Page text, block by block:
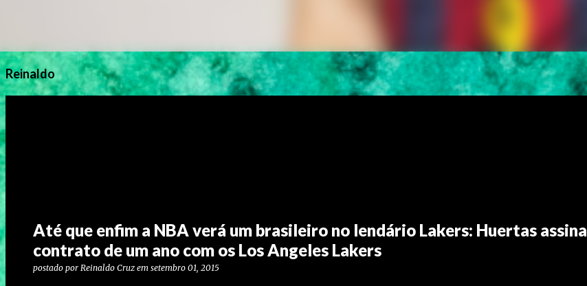
Reinaldo
Até que enfim a NBA verá um brasileiro no lendário Lakers: Huertas assina
contrato de um ano com os Los Angeles Lakers
postado por Reinaldo Cruz em setembro 01, 2015